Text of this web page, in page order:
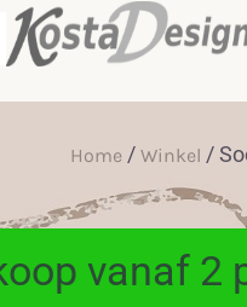
Home/ Winkel /
vanaf 2